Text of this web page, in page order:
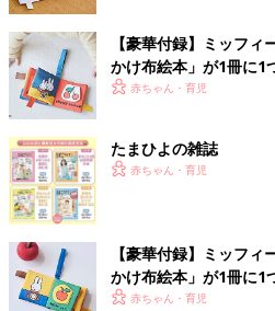
【豪華付録】ミッフ
かけ布絵本」が1冊に1
ラブ』夏号が発売中！
赤ちゃん・育児
たまひよの雑誌
赤ちゃん・育児
【豪華付録】ミッフ
かけ布絵本」が1冊に1
ラブ』春号が発売中！
赤ちゃん・育児